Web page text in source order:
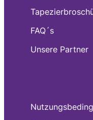
FAQ´s
Unsere Partner